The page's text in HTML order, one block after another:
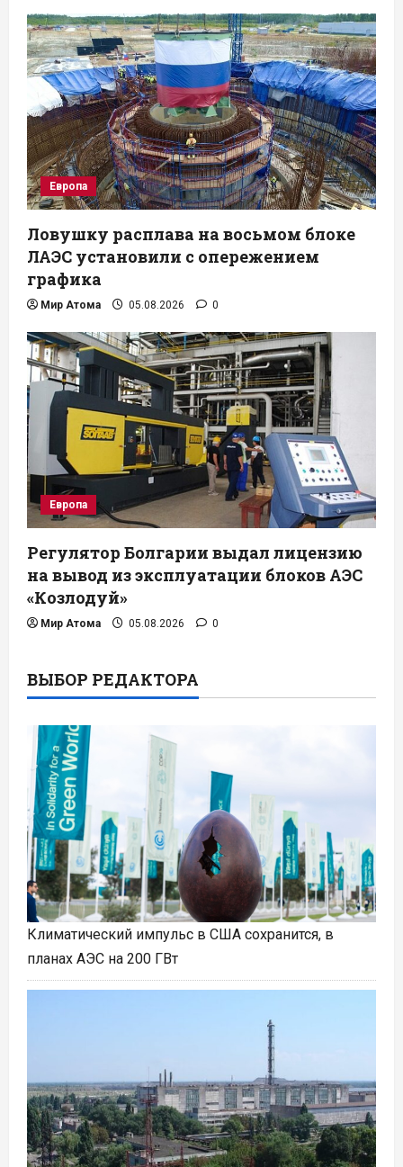
Европа
Ловушку расплава на восьмом блоке
ЛАЭС установили с опережением
графика
Мир Атома 05.08.2026 0
Европа
Регулятор Болгарии выдал лицензию
на вывод из эксплуатации блоков АЭС
«Козлодуй»
Мир Атома 05.08.2026 0
ВЫБОР РЕДАКТОРА
Климатический импульс в США сохранится, в
планах АЭС на 200 ГВт